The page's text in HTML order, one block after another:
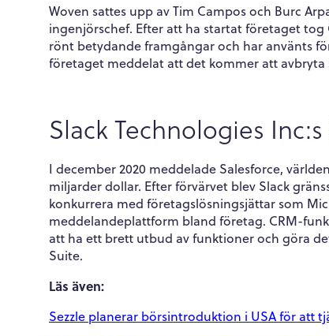
Woven sattes upp av Tim Campos och Burc
ingenjörschef. Efter att ha startat företaget tog
rönt betydande framgångar och har använts
företaget meddelat att det kommer att avbryta
Slack Technologies
I december 2020 meddelade Salesforce,
miljarder dollar. Efter förvärvet blev Slack
konkurrera med företagslösningsjättar som
meddelandeplattform bland företag. CRM-
att ha ett brett utbud av funktioner och göra
Suite.
Läs även:
Sezzle planerar börsintroduktion i USA för att